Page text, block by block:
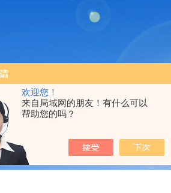
欢迎您！
来自局域网的朋友！有什么可以
帮助您的吗？